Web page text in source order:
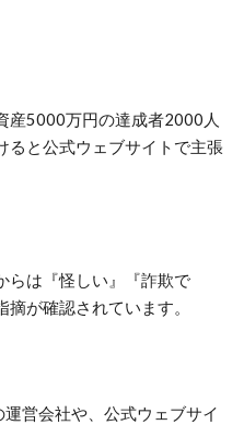
産5000万円の達成者2000人
ると公式ウェブサイトで主張
らは『怪しい』『詐欺で
が確認されています。
営会社や、公式ウェブサイ